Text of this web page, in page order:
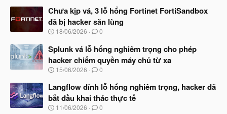
đ
ầ
u
à
b
ắ
đ
ầ
u
Chưa kịp vá, 3 lỗ hổng Fortinet FortiSandbox
đã bị hacker săn lùng
N
à
y
b
ắ
đ
ầ
u
18/06/2026 0
Splunk vá lỗ hổng nghiêm trọng cho phép
hacker chiếm quyền máy chủ từ xa
N
à
y
b
ắ
15/06/2026 0
Langflow dính lỗ hổng nghiêm trọng, hacker đã
bắt đầu khai thác thực tế
N11/06/2026 0